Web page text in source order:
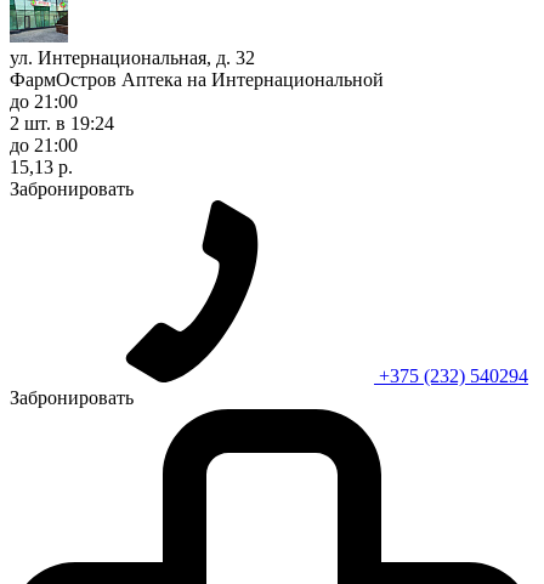
ул. Интернациональная, д. 32
ФармОстров Аптека на Интернациональной
до 21:00
2 шт. в 19:24
до 21:00
15,13 р.
Забронировать
+375 (232) 540294
Забронировать